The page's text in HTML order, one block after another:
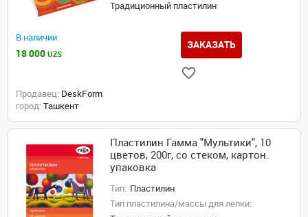
Традиционный пластилин
В наличии
18 000 UZS
ЗАКАЗАТЬ
Продавец: DeskForm
город: Ташкент
Пластилин Гамма "Мультики", 10
цветов, 200г, со стеком, картон.
упаковка
Тип: Пластилин
Тип пластилина/массы для лепки: